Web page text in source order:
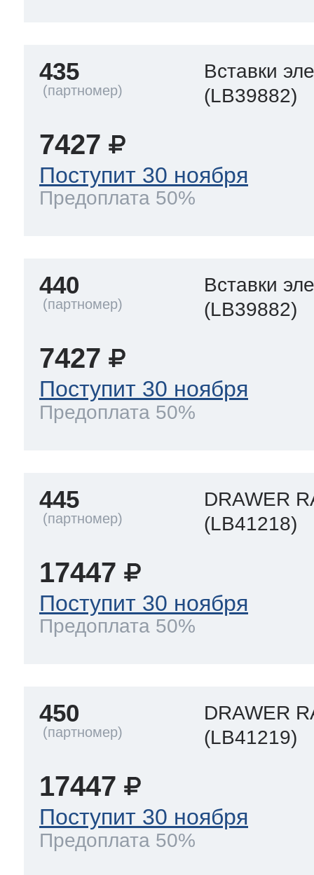
435
Вставки
(LB39882)
7427
Поступит 30 ноября
Предоплата 50%
440
Вставки
(LB39882)
7427
Поступит 30 ноября
Предоплата 50%
445
DRAWER
(LB41218)
17447
Поступит 30 ноября
Предоплата 50%
450
DRAWER
(LB41219)
17447
Поступит 30 ноября
Предоплата 50%